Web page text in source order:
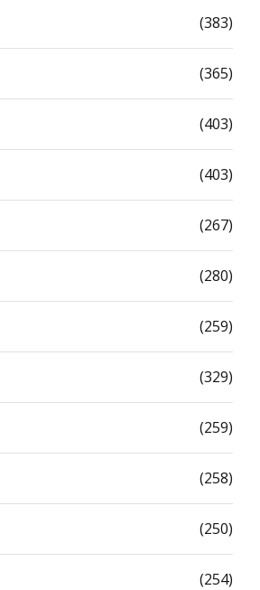
(383)
(365)
(403)
(403)
(267)
(280)
(259)
(329)
(259)
(258)
(250)
(254)